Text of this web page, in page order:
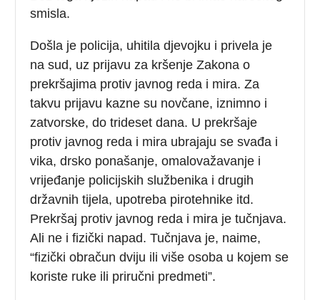
smisla.
Došla je policija, uhitila djevojku i privela je
na sud, uz prijavu za kršenje Zakona o
prekršajima protiv javnog reda i mira. Za
takvu prijavu kazne su novčane, iznimno i
zatvorske, do trideset dana. U prekršaje
protiv javnog reda i mira ubrajaju se svađa i
vika, drsko ponašanje, omalovažavanje i
vrijeđanje policijskih službenika i drugih
državnih tijela, upotreba pirotehnike itd.
Prekršaj protiv javnog reda i mira je tučnjava.
Ali ne i fizički napad. Tučnjava je, naime,
“fizički obračun dviju ili više osoba u kojem se
koriste ruke ili priručni predmeti”.